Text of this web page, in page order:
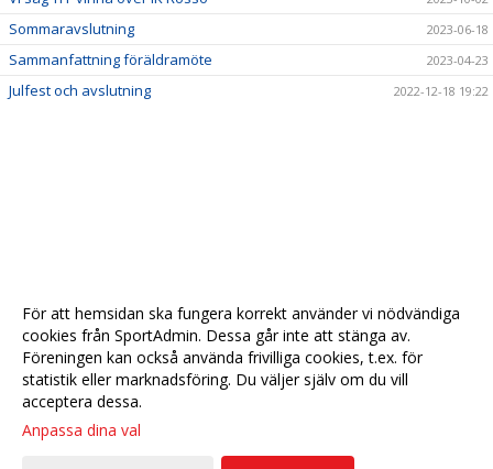
Sommaravslutning 2023-06-18
Sammanfattning föräldramöte 2023-04-23
Julfest och avslutning 2022-12-18 19:22
För att hemsidan ska fungera korrekt använder vi nödvändiga
cookies från SportAdmin. Dessa går inte att stänga av.
Föreningen kan också använda frivilliga cookies, t.ex. för
statistik eller marknadsföring. Du väljer själv om du vill
acceptera dessa.
Anpassa dina val